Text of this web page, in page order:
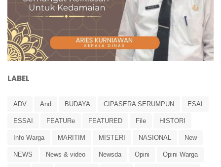
LABEL
ADV And BUDAYA CIPASERA SERUMPUN ESAI
ESSAI FEATURe FEATURED File HISTORI
Info Warga MARITIM MISTERI NASIONAL New
NEWS News & video Newsda Opini Opini Warga